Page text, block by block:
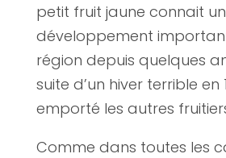
petit fruit jaune connait un
développement
région depuis quelques
suite d’un hiver terrible en
emporté les autres
Comme dans toutes les